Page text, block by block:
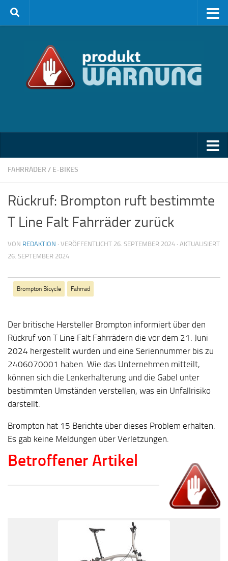
Zum Inhalt springen
FAHRRÄDER / E-BIKES
Rückruf: Brompton ruft bestimmte
T Line Falt Fahrräder zurück
VON REDAKTION · VERÖFFENTLICHT 26. SEPTEMBER 2024 · AKTUALISIERT
26. SEPTEMBER 2024
Brompton Bicycle Fahrrad
Der britische Hersteller Brompton informiert über den
Rückruf von T Line Falt Fahrrädern die vor dem 21. Juni
2024 hergestellt wurden und eine Seriennummer bis zu
2406070001 haben. Wie das Unternehmen mitteilt,
können sich die Lenkerhalterung und die Gabel unter
bestimmten Umständen verstellen, was ein Unfallrisiko
darstellt.
Brompton hat 15 Berichte über dieses Problem erhalten.
Es gab keine Meldungen über Verletzungen.
Betroffener Artikel